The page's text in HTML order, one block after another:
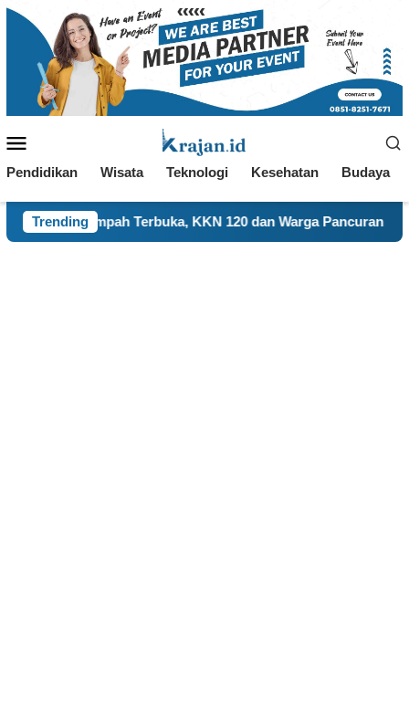
Loncat
Mobile
Pendidikan Wisata Teknologi Kesehatan Budaya
Trending
Terbuka, KKN 120 dan Warga Pancuran Gotong Royong